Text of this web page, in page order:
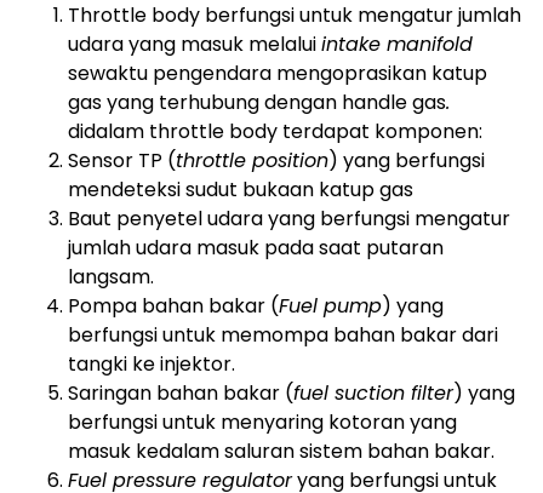
Throttle body berfungsi untuk mengatur jumlah
udara yang masuk melaluiintake manifold
sewaktu pengendara mengoprasikan katup
gas yang terhubung dengan handle gas.
didalam throttle body terdapat komponen:
Sensor TP (throttle position) yang berfungsi
mendeteksi sudut bukaan katup gas
Baut penyetel udara yang berfungsi mengatur
jumlah udara masuk pada saat putaran
langsam.
Pompa bahan bakar (Fuel pump) yang
berfungsi untuk memompa bahan bakar dari
tangki ke injektor.
Saringan bahan bakar (fuel suction filter) yang
berfungsi untuk menyaring kotoran yang
masuk kedalam saluran sistem bahan bakar.
Fuel pressure regulatoryang berfungsi untuk